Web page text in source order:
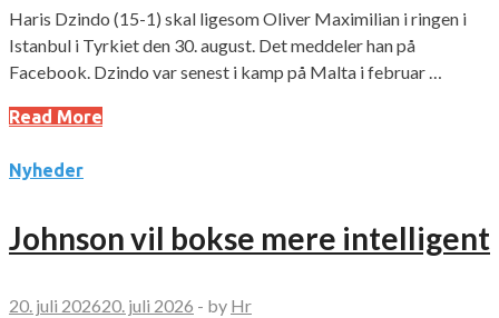
Haris Dzindo (15-1) skal ligesom Oliver Maximilian i ringen i
Istanbul i Tyrkiet den 30. august. Det meddeler han på
Facebook. Dzindo var senest i kamp på Malta i februar …
Read More
Nyheder
Johnson vil bokse mere intelligent
20. juli 202620. juli 2026 - by Hr